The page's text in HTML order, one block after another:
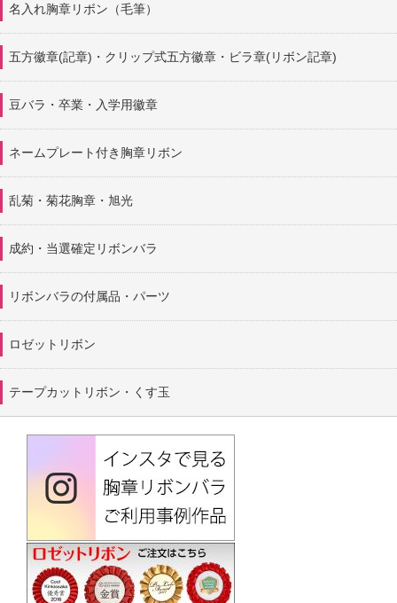
名入れ胸章リボン（毛筆）
五方徽章(記章)・ クリップ式五方徽章・ビラ章(リボン記章)
豆バラ・卒業・入学用徽章
ネームプレート付き胸章リボン
乱菊・菊花胸章・旭光
成約・当選確定リボンバラ
リボンバラの付属品・パーツ
ロゼットリボン
テープカットリボン・くす玉